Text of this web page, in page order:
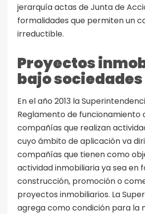
jerarquía actas de Junta de
formalidades que permiten un
irreductible.
Proyectos
bajo sociedades
En el año 2013 la
Reglamento de funcionamiento
compañías que realizan
cuyo ámbito de aplicación va
compañías que tienen como
actividad inmobiliaria ya sea en
construcción, promoción o
proyectos inmobiliarios. La
agrega como condición para la